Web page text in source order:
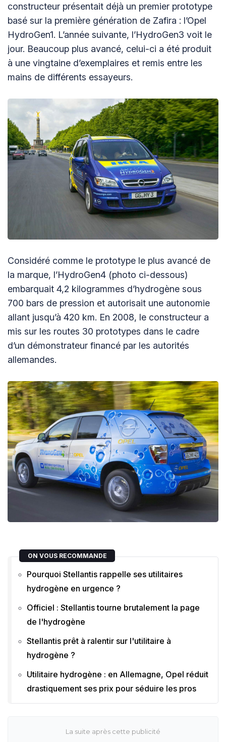
constructeur présentait déjà un premier prototype
basé sur la première génération de Zafira : l’Opel
HydroGen1. L’année suivante, l’HydroGen3 voit le
jour. Beaucoup plus avancé, celui-ci a été produit
à une vingtaine d’exemplaires et remis entre les
mains de différents essayeurs.
Considéré comme le prototype le plus avancé de
la marque, l’HydroGen4 (photo ci-dessous)
embarquait 4,2 kilogrammes d’hydrogène sous
700 bars de pression et autorisait une autonomie
allant jusqu’à 420 km. En 2008, le constructeur a
mis sur les routes 30 prototypes dans le cadre
d’un démonstrateur financé par les autorités
allemandes.
ON VOUS RECOMMANDE
Pourquoi Stellantis rappelle ses utilitaires
hydrogène en urgence ?
Officiel : Stellantis tourne brutalement la page
de l'hydrogène
Stellantis prêt à ralentir sur l'utilitaire à
hydrogène ?
Utilitaire hydrogène : en Allemagne, Opel réduit
drastiquement ses prix pour séduire les pros